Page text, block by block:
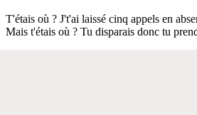
T'étais où ? J't'ai laissé cinq appels en
Mais t'étais où ? Tu disparais donc tu